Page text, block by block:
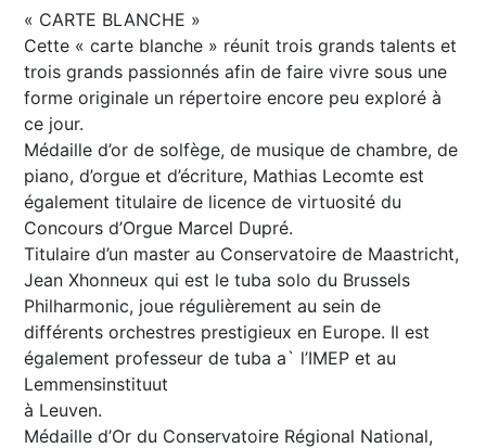
« CARTE BLANCHE »
Cette « carte blanche » réunit trois grands talents et
trois grands passionnés afin de faire vivre sous une
forme originale un répertoire encore peu exploré à
ce jour.
Médaille d’or de solfège, de musique de chambre, de
piano, d’orgue et d’écriture, Mathias Lecomte est
également titulaire de licence de virtuosité du
Concours d’Orgue Marcel Dupré.
Titulaire d’un master au Conservatoire de Maastricht,
Jean Xhonneux qui est le tuba solo du Brussels
Philharmonic, joue régulièrement au sein de
différents orchestres prestigieux en Europe. Il est
également professeur de tuba a` l’IMEP et au
Lemmensinstituut
à Leuven.
Médaille d’Or du Conservatoire Régional National,